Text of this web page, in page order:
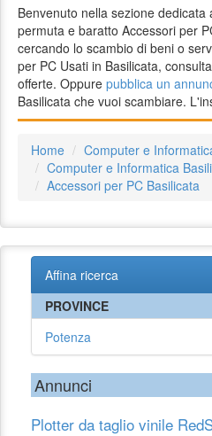
Benvenuto nella sezione
permuta e baratto Accessori per
cercando lo scambio di beni o
per PC Usati in Basilicata,
offerte. Oppure pubblica un
Basilicata che vuoi scambiare.
Home
Computer e
Computer e Informatica
Accessori per PC Basilicata
Affina ricerca
PROVINCE
Potenza
Annunci
Plotter da taglio vinile